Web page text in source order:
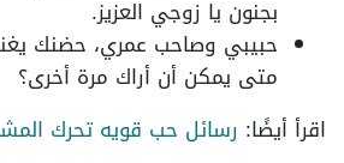
بجنون يا زوجي العزيز.
حبيبي وصاحب عمري، حضنك
متى يمكن أن أراك مرة أخرى؟
اقرأ أيضًا: رسائل حب قويه تحرك